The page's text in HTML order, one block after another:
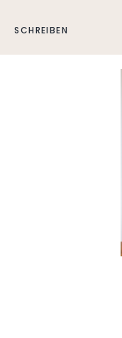
SCHREIBEN